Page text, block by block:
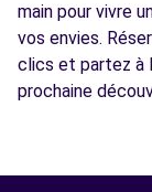
main pour vivre
vos envies.
clics et partez à
prochaine